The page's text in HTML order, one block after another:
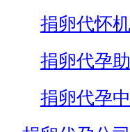
捐卵代怀
捐卵代孕
捐卵代孕